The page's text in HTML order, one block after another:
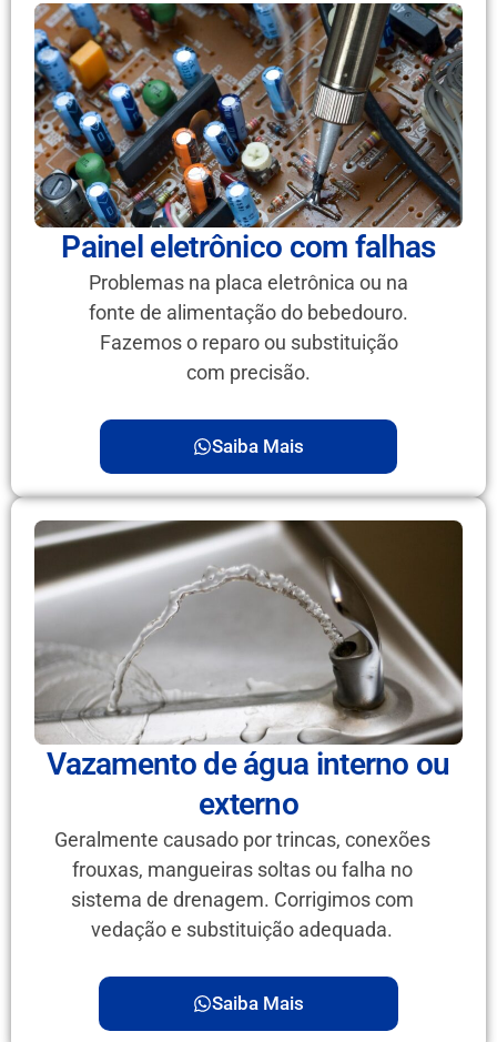
Painel eletrônico com falhas
Problemas na placa eletrônica ou na
fonte de alimentação do bebedouro.
Fazemos o reparo ou substituição
com precisão.
Saiba Mais
Vazamento de água interno ou
externo
Geralmente causado por trincas, conexões
frouxas, mangueiras soltas ou falha no
sistema de drenagem. Corrigimos com
vedação e substituição adequada.
Saiba Mais